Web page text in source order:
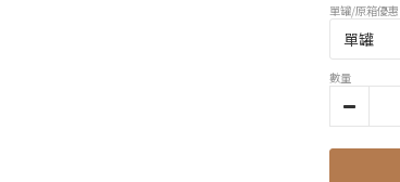
單罐/原箱優惠
數量